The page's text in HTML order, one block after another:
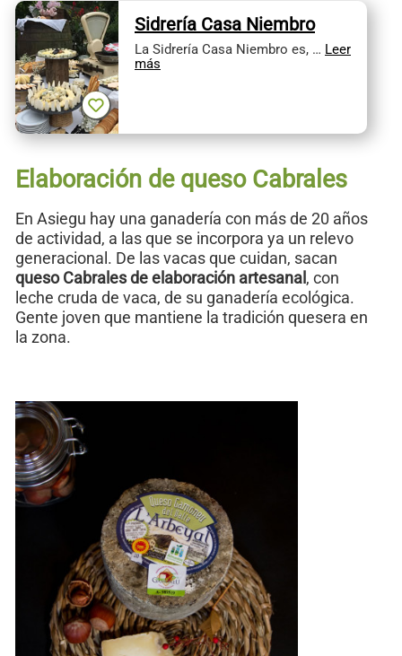
Sidrería Casa Niembro
La Sidrería Casa Niembro es, … Leer
más
Elaboración de queso Cabrales
En Asiegu hay una ganadería con más de 20 años
de actividad, a las que se incorpora ya un relevo
generacional. De las vacas que cuidan, sacan
queso Cabrales de elaboración artesanal , con
leche cruda de vaca, de su ganadería ecológica.
Gente joven que mantiene la tradición quesera en
la zona.